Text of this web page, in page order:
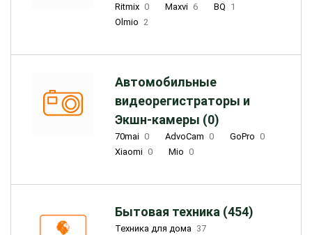
Ritmix 0 Maxvi 6 BQ 1
Olmio 2
Автомобильные
видеорегистраторы и
Экшн-камеры (0)
70mai 0 AdvoCam 0 GoPro 0
Xiaomi 0 Mio 0
Бытовая техника (454)
Техника для дома 37